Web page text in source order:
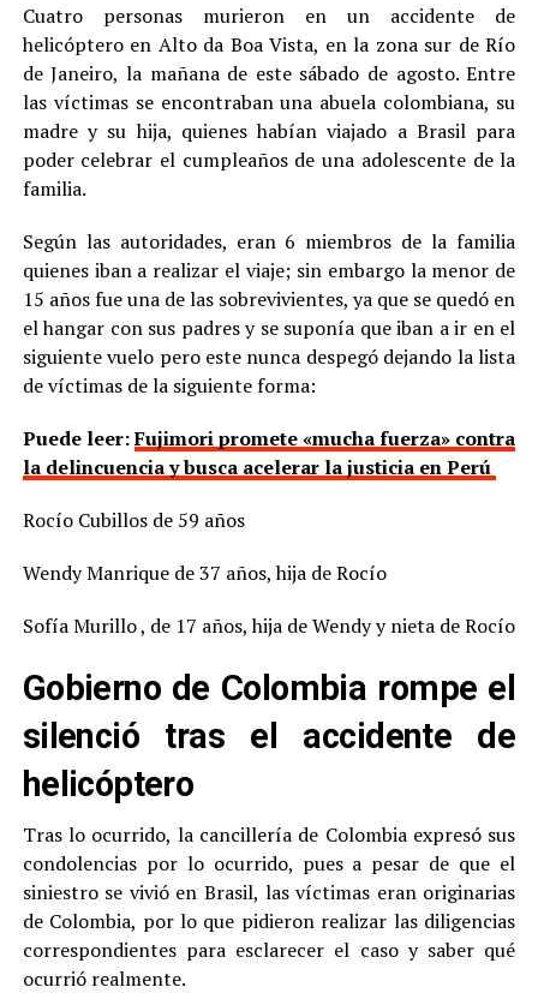
Cuatro personas murieron en un accidente de
helicóptero en Alto da Boa Vista, en la zona sur de Río
de Janeiro, la mañana de este sábado de agosto. Entre
las víctimas se encontraban una abuela colombiana, su
madre y su hija, quienes habían viajado a Brasil para
poder celebrar el cumpleaños de una adolescente de la
familia.
Según las autoridades, eran 6 miembros de la familia
quienes iban a realizar el viaje; sin embargo la menor de
15 años fue una de las sobrevivientes, ya que se quedó en
el hangar con sus padres y se suponía que iban a ir en el
siguiente vuelo pero este nunca despegó dejando la lista
de víctimas de la siguiente forma:
Puede leer:Fujimori promete «mucha fuerza» contra
la delincuencia y busca acelerar la justicia en Perú
Rocío Cubillos de 59 años
Wendy Manrique de 37 años, hija de Rocío
Sofía Murillo , de 17 años, hija de Wendy y nieta de Rocío
Gobierno de Colombia rompe el
silenció tras el accidente de
helicóptero
Tras lo ocurrido, la cancillería de Colombia expresó sus
condolencias por lo ocurrido, pues a pesar de que el
siniestro se vivió en Brasil, las víctimas eran originarias
de Colombia, por lo que pidieron realizar las diligencias
correspondientes para esclarecer el caso y saber qué
ocurrió realmente.